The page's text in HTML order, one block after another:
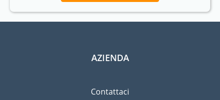
AZIENDA
Contattaci